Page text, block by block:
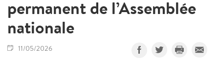
permanent de l’Assemblée
nationale
11/05/2026